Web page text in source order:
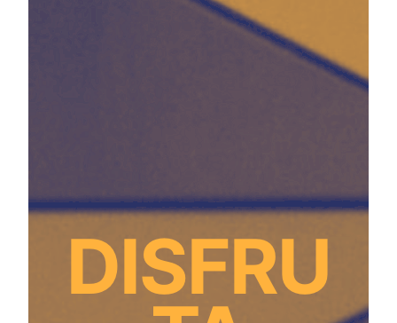
DISFRU